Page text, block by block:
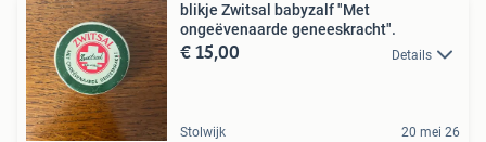
blikje Zwitsal babyzalf "Met
ongeëvenaarde geneeskracht".
€ 15,00 Details
Stolwijk 20 mei 26